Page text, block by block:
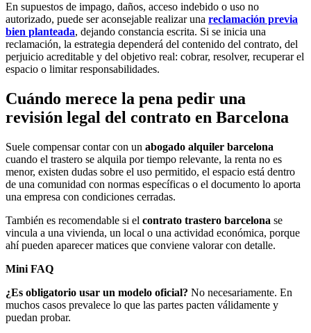
En supuestos de impago, daños, acceso indebido o uso no
autorizado, puede ser aconsejable realizar una reclamación previa
bien planteada, dejando constancia escrita. Si se inicia una
reclamación, la estrategia dependerá del contenido del contrato, del
perjuicio acreditable y del objetivo real: cobrar, resolver, recuperar el
espacio o limitar responsabilidades.
Cuándo merece la pena pedir una
revisión legal del contrato en Barcelona
Suele compensar contar con un abogado alquiler barcelona
cuando el trastero se alquila por tiempo relevante, la renta no es
menor, existen dudas sobre el uso permitido, el espacio está dentro
de una comunidad con normas específicas o el documento lo aporta
una empresa con condiciones cerradas.
También es recomendable si el contrato trastero barcelona se
vincula a una vivienda, un local o una actividad económica, porque
ahí pueden aparecer matices que conviene valorar con detalle.
Mini FAQ
¿Es obligatorio usar un modelo oficial? No necesariamente. En
muchos casos prevalece lo que las partes pacten válidamente y
puedan probar.